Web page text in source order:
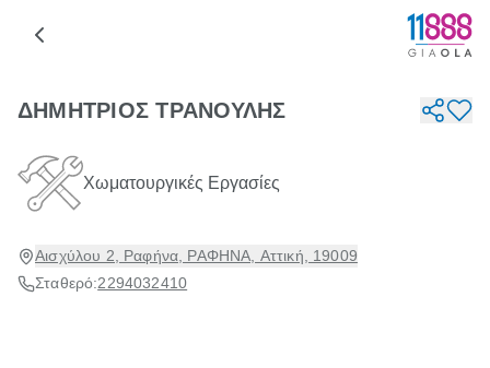
ΔΗΜΗΤΡΙΟΣ ΤΡΑΝΟΥΛΗΣ
Χωματουργικές Εργασίες
Αισχύλου 2, Ραφήνα, ΡΑΦΗΝΑ, Αττική, 19009
Σταθερό:2294032410